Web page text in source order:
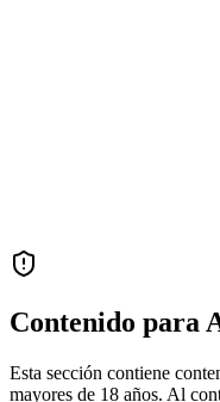
Contenido para
Esta sección contiene
mayores de 18 años. Al